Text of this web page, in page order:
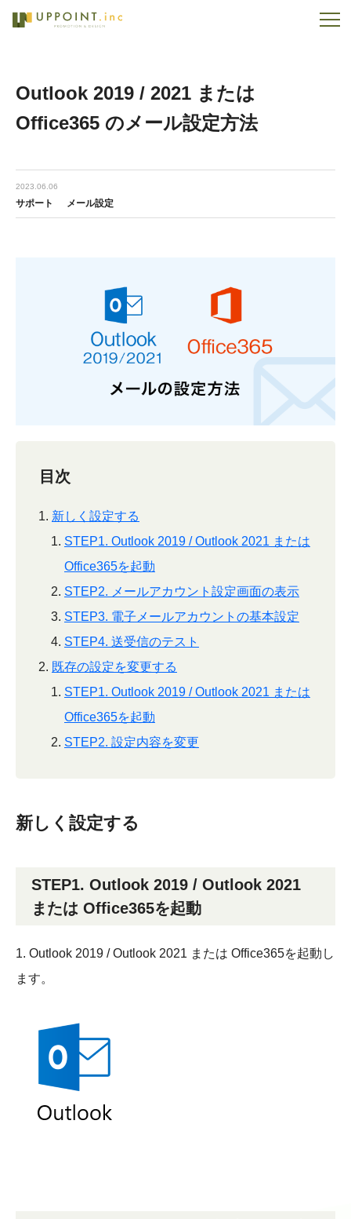
Outlook 2019 / 2021 または
Office365 のメール設定方法
2023.06.06
サポート メール設定
目次
新しく設定する
STEP1. Outlook 2019 / Outlook 2021 または
Office365を起動
STEP2. メールアカウント設定画面の表示
STEP3. 電子メールアカウントの基本設定
STEP4. 送受信のテスト
既存の設定を変更する
STEP1. Outlook 2019 / Outlook 2021 または
Office365を起動
STEP2. 設定内容を変更
新しく設定する
STEP1. Outlook 2019 / Outlook 2021
または Office365を起動
1. Outlook 2019 / Outlook 2021 または Office365を起動し
ます。